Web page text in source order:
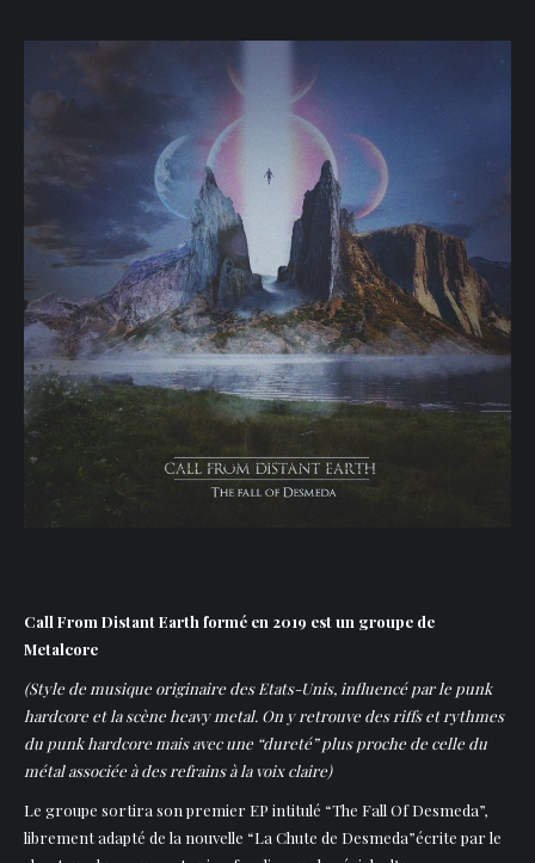
Call From Distant Earth formé en 2019 est un groupe de
Metalcore
(Style de musique originaire des Etats-Unis, influencé par le punk
hardcore et la scène heavy metal. On y retrouve des riffs et rythmes
du punk hardcore mais avec une “dureté” plus proche de celle du
métal associée à des refrains à la voix claire)
Le groupe sortira son premier EP intitulé “The Fall Of Desmeda”,
librement adapté de la nouvelle “La Chute de Desmeda”écrite par le